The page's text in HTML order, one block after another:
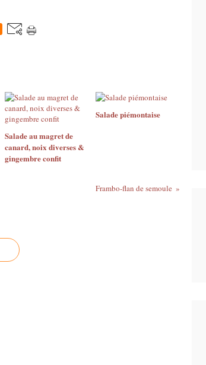
Salade au magret de
canard, noix diverses &
gingembre confit
Salade piémontaise
Frambo-flan de semoule